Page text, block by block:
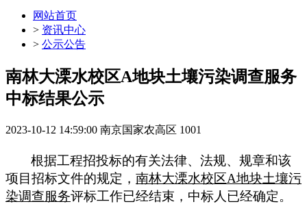
网站首页
> 资讯中心
> 公示公告
南林大溧水校区A地块土壤污染调查服务
中标结果公示
2023-10-12 14:59:00 南京国家农高区 1001
根据工程招投标的有关法律、法规、规章和该
项目招标文件的规定， 南林大溧水校区A地块土壤污
染调查服务评标工作已经结束，中标人已经确定。